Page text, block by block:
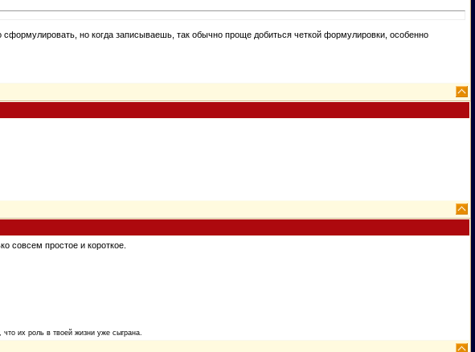
но когда записываешь, так обычно проще добиться четкой формулировки, особенно
совсем простое и короткое.
их роль в твоей жизни уже сыграна.